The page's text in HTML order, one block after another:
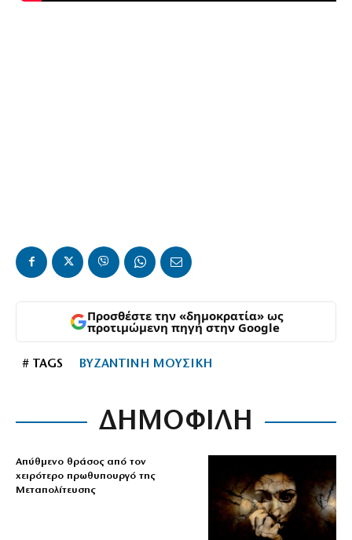
Προσθέστε την «δημοκρατία» ως
προτιμώμενη πηγή στην Google
# TAGS ΒΥΖΑΝΤΙΝΗ ΜΟΥΣΙΚΗ
ΔΗΜΟΦΙΛΗ
Απύθμενο θράσος από τον
χειρότερο πρωθυπουργό της
Μεταπολίτευσης